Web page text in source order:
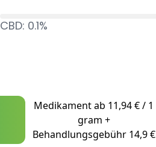
CBD: 0.1%
Medikament ab 11,94 € / 1
gram +
Behandlungsgebühr 14,9 €